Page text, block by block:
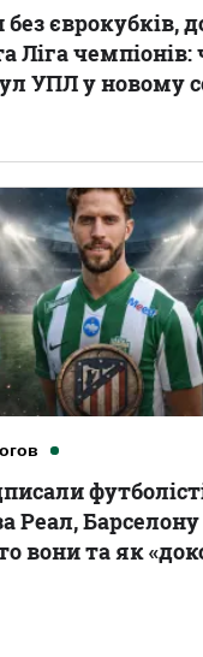
єврокубків,
Ліга чемпіонів:
УПЛ у новому
Реал,
вони та як